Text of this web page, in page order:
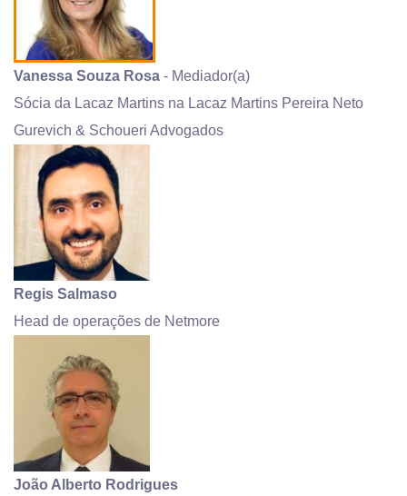
Vanessa Souza Rosa - Mediador(a)
Sócia da Lacaz Martins na Lacaz Martins Pereira Neto
Gurevich & Schoueri Advogados
Regis Salmaso
Head de operações de Netmore
João Alberto Rodrigues